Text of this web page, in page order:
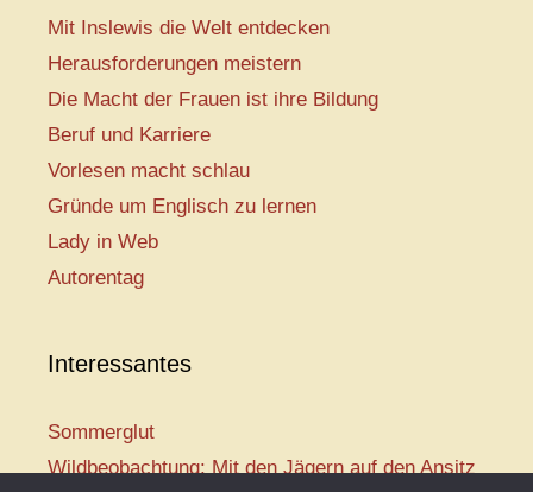
Mit Inslewis die Welt entdecken
Herausforderungen meistern
Die Macht der Frauen ist ihre Bildung
Beruf und Karriere
Vorlesen macht schlau
Gründe um Englisch zu lernen
Lady in Web
Autorentag
Interessantes
Sommerglut
Wildbeobachtung: Mit den Jägern auf den Ansitz